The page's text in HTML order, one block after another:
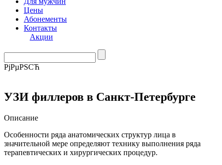
Цены
Абонементы
Контакты
Акции
РјРµРЅСЋ
УЗИ филлеров в Санкт-Петербурге
Описание
Особенности ряда анатомических структур лица в
значительной мере определяют технику выполнения ряда
терапевтических и хирургических процедур.